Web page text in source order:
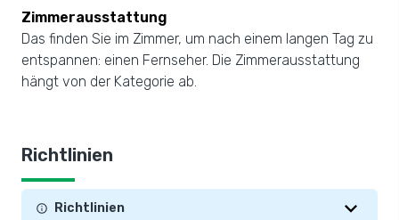
Zimmerausstattung
Das finden Sie im Zimmer, um nach einem langen Tag zu
entspannen: einen Fernseher. Die Zimmerausstattung
hängt von der Kategorie ab.
Richtlinien
Richtlinien